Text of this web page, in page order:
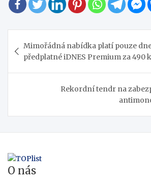
pro
příspěvek
Mimořádná nabídka platí pouze
předplatné iDNES Premium za 490
Rekordní tendr na
O nás